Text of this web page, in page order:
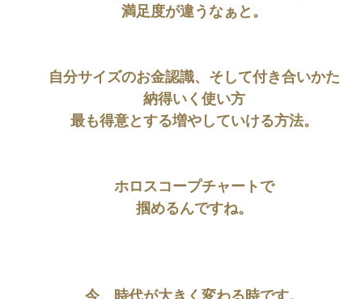
満足度が違うなぁと。
自分サイズのお金認識、そして付き合いかた
納得いく使い方
最も得意とする増やしていける方法。
ホロスコープチャートで
掴めるんですね。